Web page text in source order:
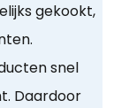
gekookt,
snel
Daardoor